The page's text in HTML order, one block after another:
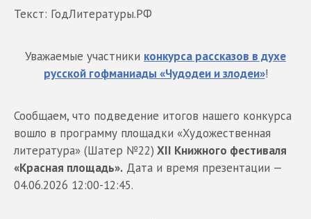
Текст: ГодЛитературы.РФ
Уважаемые участники конкурса рассказов в духе
русской гофманиады «Чудодеи и злодеи»!
Сообщаем, что подведение итогов нашего конкурса
вошло в программу площадки «Художественная
литература» (Шатер №22) XII Книжного фестиваля
«Красная площадь». Дата и время презентации —
04.06.2026 12:00-12:45.